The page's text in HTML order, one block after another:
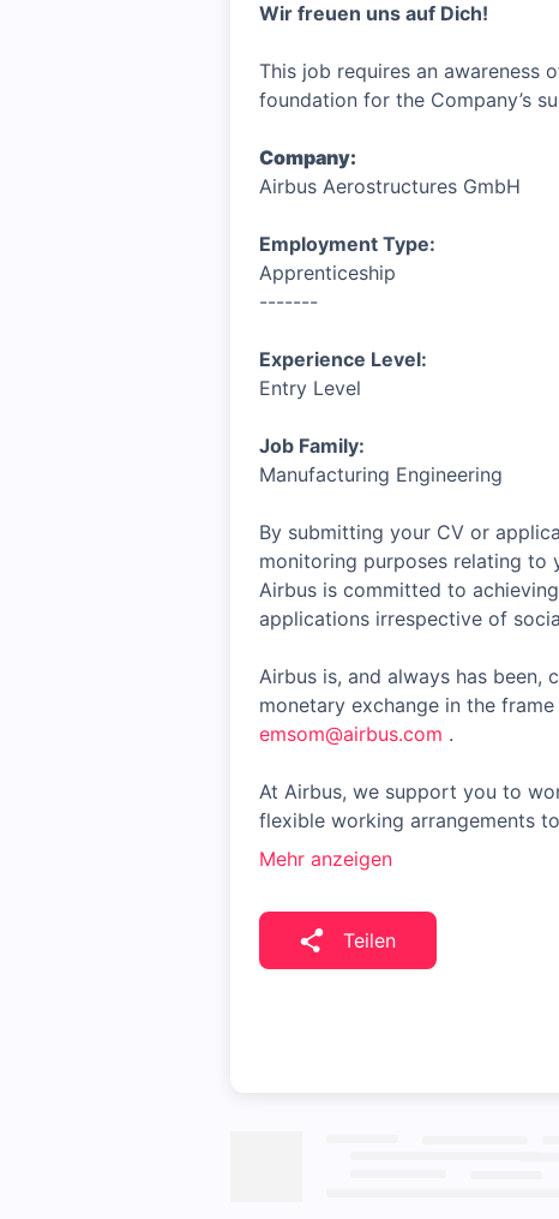
Wir freuen uns auf Dich!
This job requires an awareness
foundation for the Company’s
Company:
Airbus Aerostructures GmbH
Employment Type:
Apprenticeship
-------
Experience Level:
Entry Level
Job Family:
Manufacturing Engineering
By submitting your CV or
monitoring purposes relating to
Airbus is committed to
applications irrespective of
Airbus is, and always has
monetary exchange in the
emsom@airbus.com .
At Airbus, we support you to
flexible working arrangements
Mehr anzeigen
Teilen